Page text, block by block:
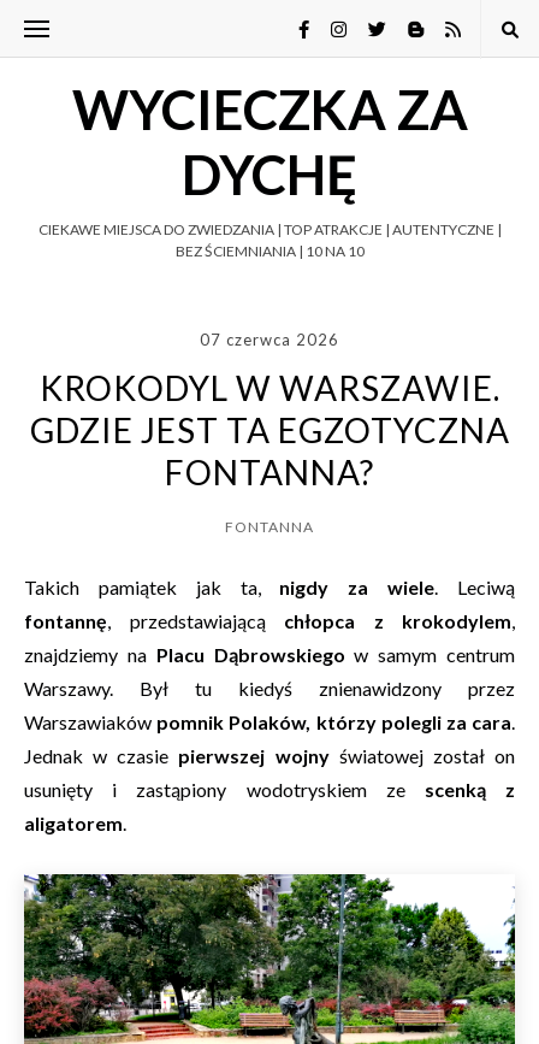
WYCIECZKA ZA
DYCHĘ
CIEKAWE MIEJSCA DO ZWIEDZANIA | TOP ATRAKCJE | AUTENTYCZNE |
BEZ ŚCIEMNIANIA | 10 NA 10
07 czerwca 2026
KROKODYL W WARSZAWIE.
GDZIE JEST TA EGZOTYCZNA
FONTANNA?
FONTANNA
Takich pamiątek jak ta, nigdy za wiele. Leciwą
fontannę, przedstawiającą chłopca z krokodylem,
znajdziemy na Placu Dąbrowskiego w samym centrum
Warszawy. Był tu kiedyś znienawidzony przez
Warszawiaków pomnik Polaków, którzy polegli za cara.
Jednak w czasie pierwszej wojnyświatowej został on
usunięty i zastąpiony wodotryskiem ze scenką z
aligatorem.